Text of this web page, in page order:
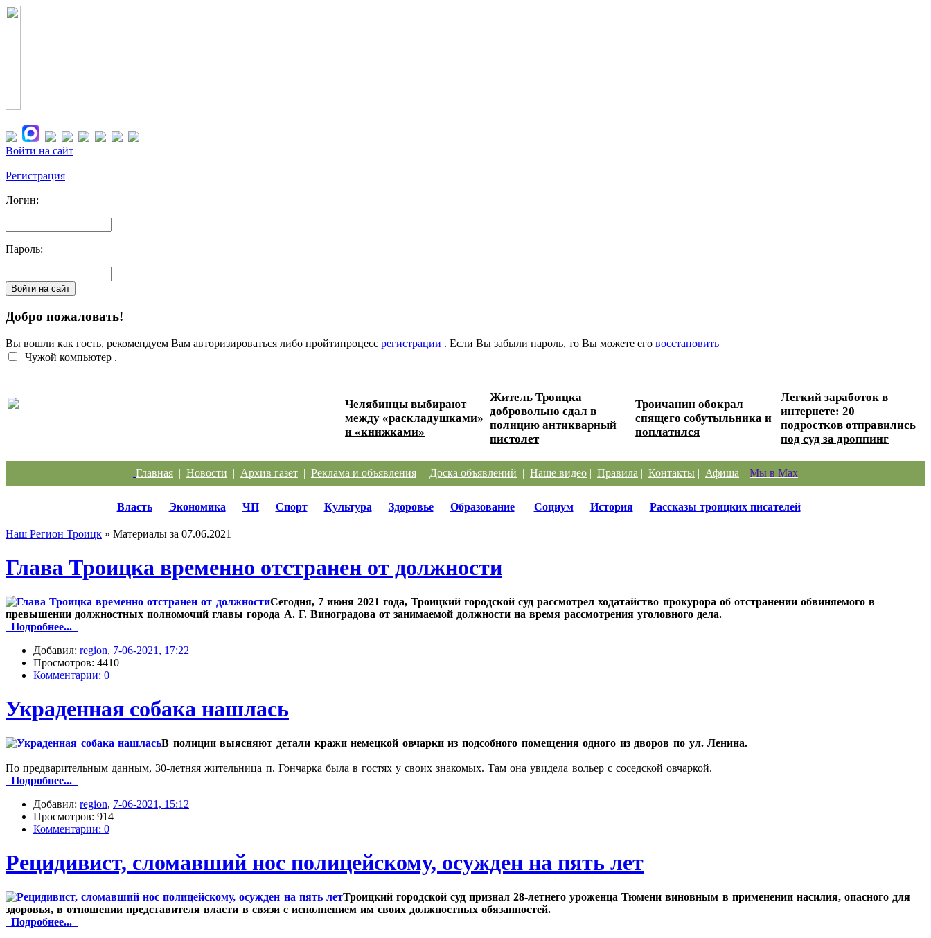
Войти на сайт
Регистрация
Логин:
Пароль:
Добро пожаловать!
Вы вошли как гость, рекомендуем Вам авторизироваться либо пройтипроцесс регистрации . Если Вы забыли пароль, то Вы можете его восстановить
Чужой компьютер .
Челябинцы выбирают
между «раскладушками»
и «книжками»
Житель Троицка
добровольно сдал в
полицию антикварный
пистолет
Троичанин обокрал
спящего собутыльника и
поплатился
Легкий заработок в
интернете: 20
подростков отправились
под суд за дроппинг
Главная | Новости | Архив газет | Реклама и объявления | Доска объявлений | Наше видео | Правила | Контакты | Афиша | Мы в Max
Власть Экономика ЧП Спорт Культура Здоровье Образование Социум История Рассказы троицких писателей
Наш Регион Троицк » Материалы за 07.06.2021
Глава Троицка временно отстранен от должности
Сегодня, 7 июня 2021 года, Троицкий городской суд рассмотрел ходатайство прокурора об отстранении обвиняемого в
превышении должностных полномочий главы города А. Г. Виноградова от занимаемой должности на время рассмотрения уголовного дела.
Подробнее...
Добавил: region, 7-06-2021, 17:22
Просмотров: 4410
Комментарии: 0
Украденная собака нашлась
В полиции выясняют детали кражи немецкой овчарки из подсобного помещения одного из дворов по ул. Ленина.
По предварительным данным, 30-летняя жительница п. Гончарка была в гостях у своих знакомых. Там она увидела вольер с соседской овчаркой.
Подробнее...
Добавил: region, 7-06-2021, 15:12
Просмотров: 914
Комментарии: 0
Рецидивист, сломавший нос полицейскому, осужден на пять лет
Троицкий городской суд признал 28-летнего уроженца Тюмени виновным в применении насилия, опасного для
здоровья, в отношении представителя власти в связи с исполнением им своих должностных обязанностей.
Подробнее...